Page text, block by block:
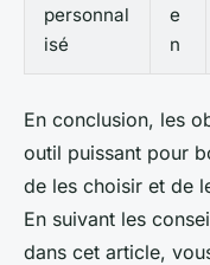
personnal
isé
e
n
En conclusion, les
outil puissant pour
de les choisir et de
En suivant les
dans cet article,